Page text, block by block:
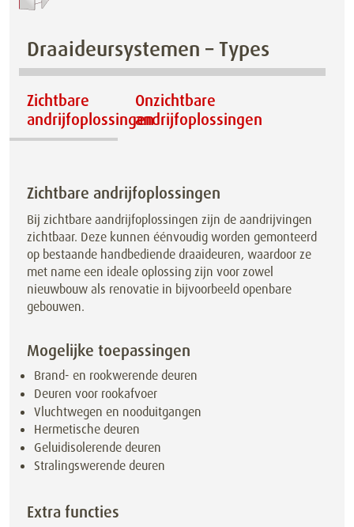
Draaideursystemen – Types
Zichtbare
andrijfoplossingen
Onzichtbare
andrijfoplossingen
Zichtbare andrijfoplossingen
Bij zichtbare aandrijfoplossingen zijn de aandrijvingen
zichtbaar. Deze kunnen éénvoudig worden gemonteerd
op bestaande handbediende draaideuren, waardoor ze
met name een ideale oplossing zijn voor zowel
nieuwbouw als renovatie in bijvoorbeeld openbare
gebouwen.
Mogelijke toepassingen
Brand- en rookwerende deuren
Deuren voor rookafvoer
Vluchtwegen en nooduitgangen
Hermetische deuren
Geluidisolerende deuren
Stralingswerende deuren
Extra functies